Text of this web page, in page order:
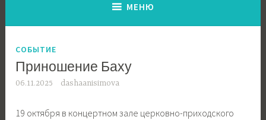
МЕНЮ
СОБЫТИЕ
Приношение Баху
06.11.2025 dashaanisimova
19 октября в концертном зале церковно-приходского